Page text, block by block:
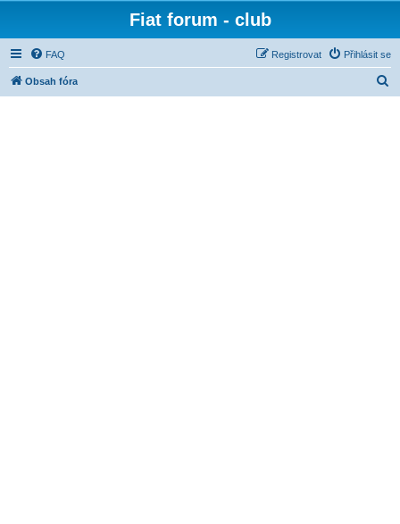
Fiat forum - club
FAQ Přihlásit se
Registrovat
Obsah fóra